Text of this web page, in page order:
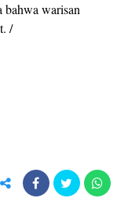
bahwa warisan
/